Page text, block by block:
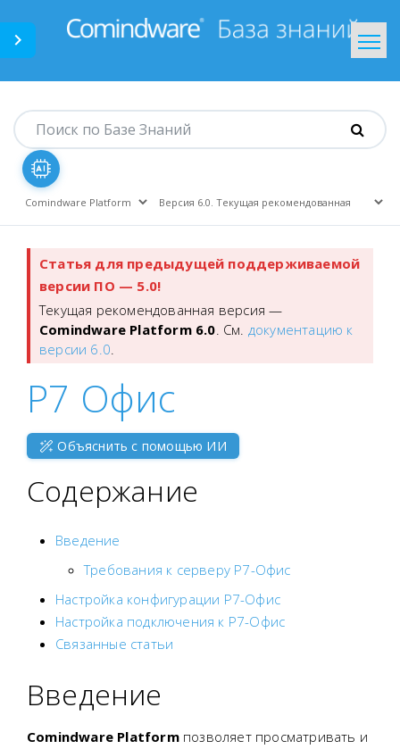
На главную
Статья для предыдущей поддерживаемой
версии ПО — 5.0!
Текущая рекомендованная версия —
Comindware Platform 6.0. См. документацию к
версии 6.0.
Р7 Офис
Объяснить с помощью ИИ
Содержание
Введение
Требования к серверу Р7-Офис
Настройка конфигурации Р7-Офис
Настройка подключения к Р7-Офис
Связанные статьи
Введение
Comindware Platformпозволяет просматривать и